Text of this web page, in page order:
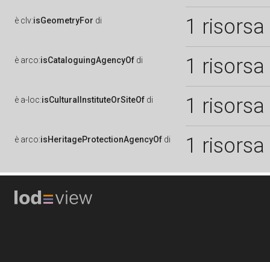
è clv:isGeometryFor di 1 risorsa
è arco:isCataloguingAgencyOf di 1 risorsa
è a-loc:isCulturalInstituteOrSiteOf di 1 risorsa
è arco:isHeritageProtectionAgencyOf di 1 risorsa